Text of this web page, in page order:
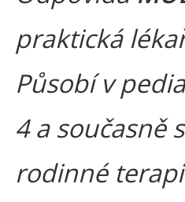
praktická
Působí v
4 a současně
rodinné